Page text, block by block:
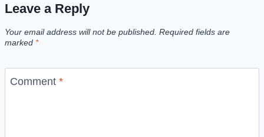
Leave a Reply
Your email address will not be published. Required fields are
marked *
Comment *